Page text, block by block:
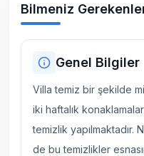
Bilmeniz
Genel Bilgiler
Villa temiz bir şekilde
iki haftalık
temizlik yapılmaktadır.
de bu temizlikler